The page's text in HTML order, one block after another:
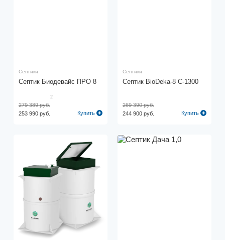
Септики
Септик Биодевайс ПРО 8
2
253 990 руб.
279 389 руб.
Купить
Септики
Септик BioDeka-8 С-1300
244 900 руб.
269 390 руб.
Купить